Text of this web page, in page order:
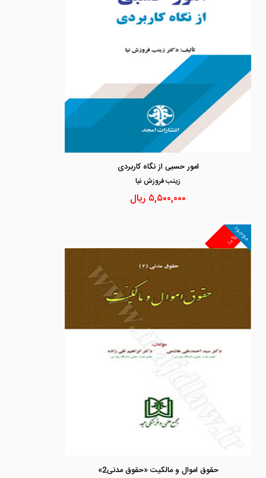
امور حسبی از نگاه کاربردی
زينب فروزش نيا
۵,۵۰۰,۰۰۰ ریال
۱۰%
موجود
حقوق اموال و مالکیت «حقوق مدنی2»